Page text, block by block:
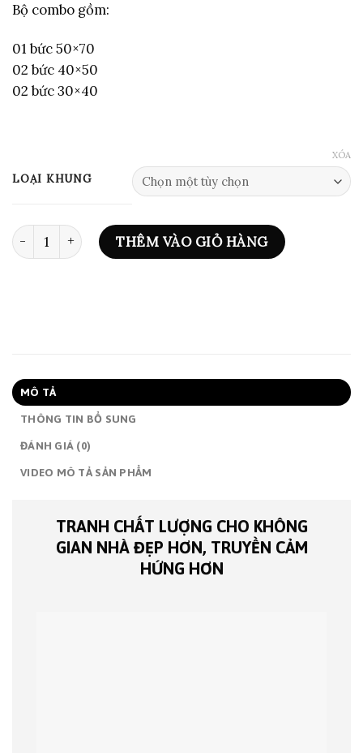
Bộ combo gồm:
01 bức 50×70
02 bức 40×50
02 bức 30×40
LOẠI KHUNG
XÓA
BỘ 5 TRANH MODERN GEOMETRICS- CB720 số lượng
THÊM VÀO GIỎ HÀNG
MÔ TẢ
THÔNG TIN BỔ SUNG
ĐÁNH GIÁ (0)
VIDEO MÔ TẢ SẢN PHẨM
TRANH CHẤT LƯỢNG CHO KHÔNG
GIAN NHÀ ĐẸP HƠN, TRUYỀN CẢM
HỨNG HƠN